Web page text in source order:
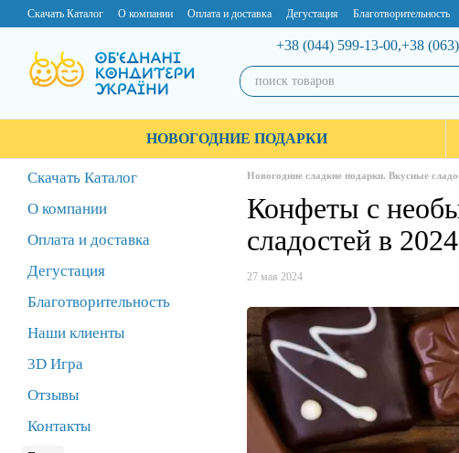
Перейти к основному контенту
Скачать Каталог О компании Оплата и доставка Дегустация Благотворительность
+38 (044) 599-13-00,+38
НОВОГОДНИЕ ПОДАРКИ
Новогодние сладкие подарки. Вкусные
Конфеты с
сладостей в
27 мая 2024
Скачать Каталог
О компании
Оплата и доставка
Дегустация
Благотворительность
Наши клиенты
3D Игра
Отзывы
Контакты